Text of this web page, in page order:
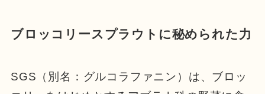
ブロッコリースプラウトに秘められた力
SGS（別名：グルコラファニン）は、ブロッ